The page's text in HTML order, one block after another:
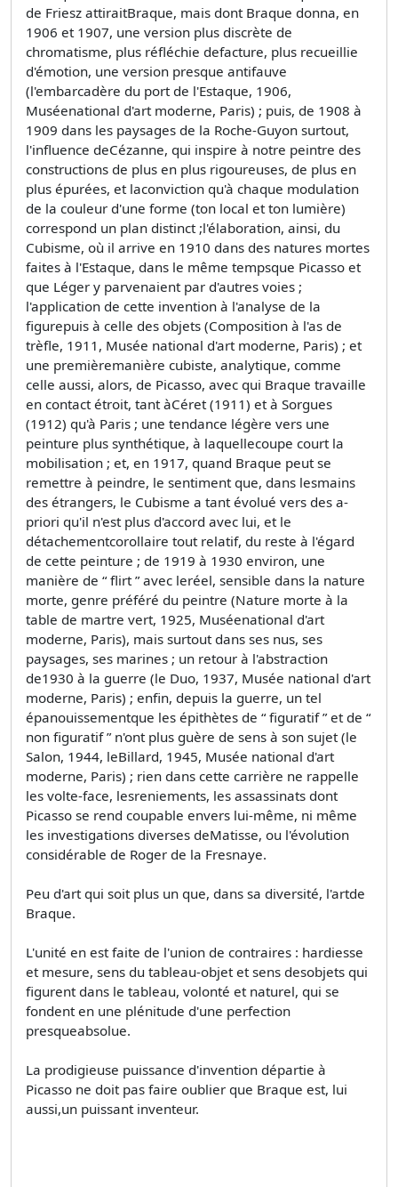
de Friesz attiraitBraque, mais dont Braque donna, en
1906 et 1907, une version plus discrète de
chromatisme, plus réfléchie defacture, plus recueillie
d'émotion, une version presque antifauve
(l'embarcadère du port de l'Estaque, 1906,
Muséenational d'art moderne, Paris) ; puis, de 1908 à
1909 dans les paysages de la Roche-Guyon surtout,
l'influence deCézanne, qui inspire à notre peintre des
constructions de plus en plus rigoureuses, de plus en
plus épurées, et laconviction qu'à chaque modulation
de la couleur d'une forme (ton local et ton lumière)
correspond un plan distinct ;l'élaboration, ainsi, du
Cubisme, où il arrive en 1910 dans des natures mortes
faites à l'Estaque, dans le même tempsque Picasso et
que Léger y parvenaient par d'autres voies ;
l'application de cette invention à l'analyse de la
figurepuis à celle des objets (Composition à l'as de
trèfle, 1911, Musée national d'art moderne, Paris) ; et
une premièremanière cubiste, analytique, comme
celle aussi, alors, de Picasso, avec qui Braque travaille
en contact étroit, tant àCéret (1911) et à Sorgues
(1912) qu'à Paris ; une tendance légère vers une
peinture plus synthétique, à laquellecoupe court la
mobilisation ; et, en 1917, quand Braque peut se
remettre à peindre, le sentiment que, dans lesmains
des étrangers, le Cubisme a tant évolué vers des a-
priori qu'il n'est plus d'accord avec lui, et le
détachementcorollaire tout relatif, du reste à l'égard
de cette peinture ; de 1919 à 1930 environ, une
manière de “ flirt ” avec leréel, sensible dans la nature
morte, genre préféré du peintre (Nature morte à la
table de martre vert, 1925, Muséenational d'art
moderne, Paris), mais surtout dans ses nus, ses
paysages, ses marines ; un retour à l'abstraction
de1930 à la guerre (le Duo, 1937, Musée national d'art
moderne, Paris) ; enfin, depuis la guerre, un tel
épanouissementque les épithètes de “ figuratif ” et de “
non figuratif ” n'ont plus guère de sens à son sujet (le
Salon, 1944, leBillard, 1945, Musée national d'art
moderne, Paris) ; rien dans cette carrière ne rappelle
les volte-face, lesreniements, les assassinats dont
Picasso se rend coupable envers lui-même, ni même
les investigations diverses deMatisse, ou l'évolution
considérable de Roger de la Fresnaye.
Peu d'art qui soit plus un que, dans sa diversité, l'artde
Braque.
L'unité en est faite de l'union de contraires : hardiesse
et mesure, sens du tableau-objet et sens desobjets qui
figurent dans le tableau, volonté et naturel, qui se
fondent en une plénitude d'une perfection
presqueabsolue.
La prodigieuse puissance d'invention départie à
Picasso ne doit pas faire oublier que Braque est, lui
aussi,un puissant inventeur.